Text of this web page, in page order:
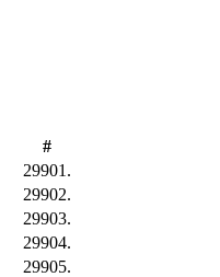
#
29901.
29902.
29903.
29904.
29905.